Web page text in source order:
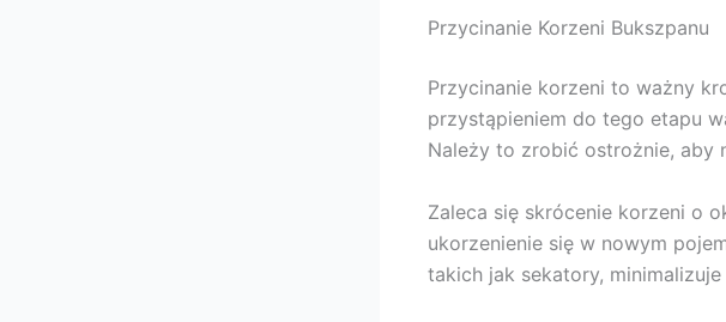
Przycinanie Korzeni Bukszpanu
Przycinanie korzeni to ważny
przystąpieniem do tego etapu
Należy to zrobić ostrożnie, aby
Zaleca się skrócenie korzeni o
ukorzenienie się w nowym
takich jak sekatory,